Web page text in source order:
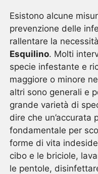
Esistono alcune
prevenzione delle
rallentare la
Esquilino. Molti
specie infestante e
maggiore o minore
altri sono generali e
grande varietà di
dire che un’accurata
fondamentale per
forme di vita
cibo e le briciole,
le pentole,